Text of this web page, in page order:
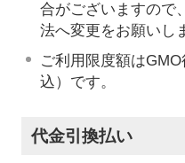
合がございますので
法へ変更をお願いし
ご利用限度額は
込）です。
代金引換払い